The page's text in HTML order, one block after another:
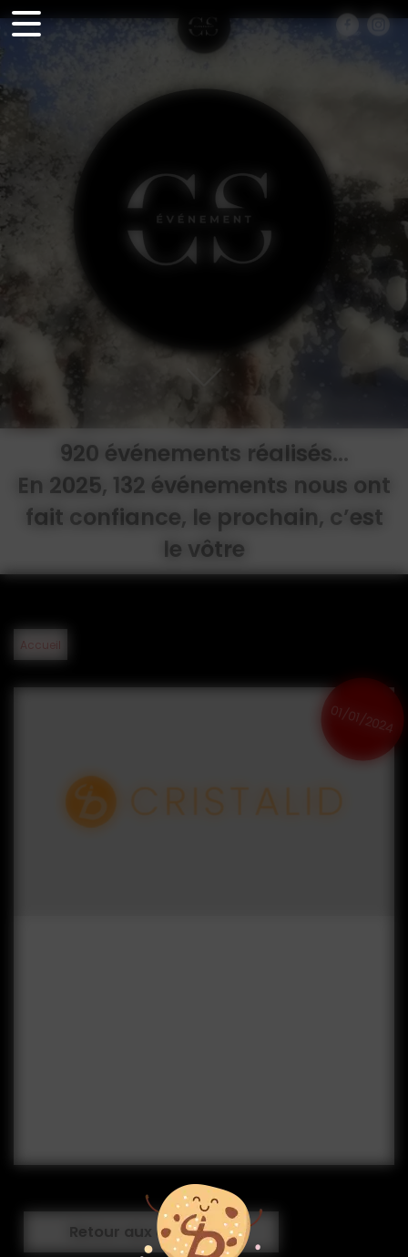
Panneau de gestion des cookies
920 événements réalisés...
En 2025, 132 événements nous ont
fait confiance, le prochain, c’est
le vôtre
01/01/2024
Retour aux actualités